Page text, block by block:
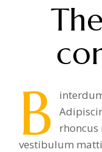
B
rhoncus
vestibulum